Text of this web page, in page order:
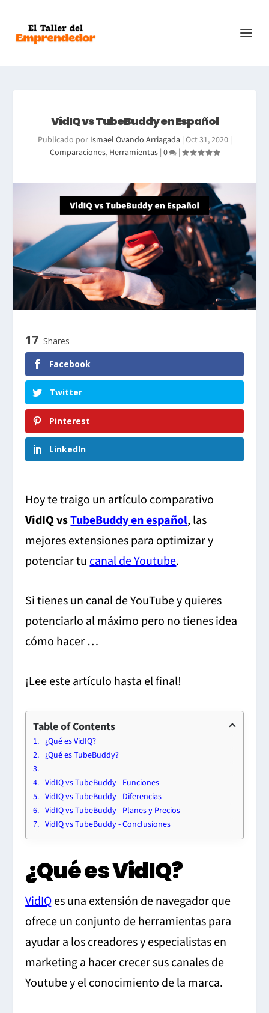
VidIQ vs TubeBuddy en Español
Publicado por Ismael Ovando Arriagada | Oct 31, 2020|
Comparaciones, Herramientas | 0 |
17 Shares
Facebook
Twitter
Pinterest
LinkedIn
Hoy te traigo un artículo comparativo
VidIQ vsTubeBuddy en español, las
mejores extensiones para optimizar y
potenciar tucanal de Youtube.
Si tienes un canal de YouTube y quieres
potenciarlo al máximo pero no tienes idea
cómo hacer …
¡Lee este artículo hasta el final!
Table of Contents
¿Qué es VidIQ?
¿Qué es TubeBuddy?
VidIQ vs TubeBuddy - Funciones
VidIQ vs TubeBuddy - Diferencias
VidIQ vs TubeBuddy - Planes y Precios
VidIQ vs TubeBuddy - Conclusiones
¿Qué es VidIQ?
VidIQes una extensión de navegador que
ofrece un conjunto de herramientas para
ayudar a los creadores y especialistas en
marketing a hacer crecer sus canales de
Youtube y el conocimiento de la marca.